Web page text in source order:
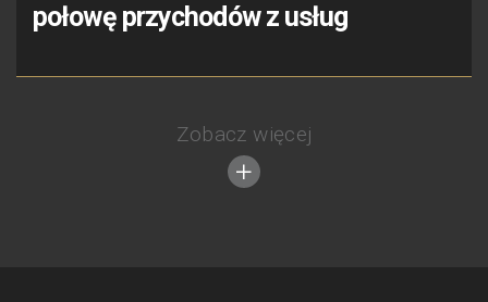
połowę przychodów z usług
Zobacz więcej